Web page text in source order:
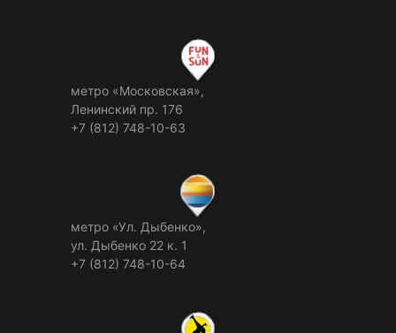
метро «Московская»,
Ленинский пр. 176
+7 (812) 748-10-63
метро «Ул. Дыбенко»,
ул. Дыбенко 22 к. 1
+7 (812) 748-10-64